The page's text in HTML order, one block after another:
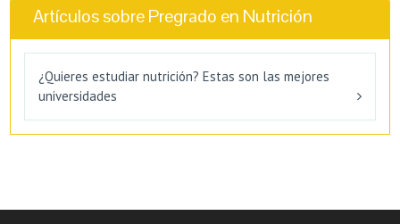
Artículos sobre Pregrado en Nutrición
¿Quieres estudiar nutrición? Estas son las mejores
universidades